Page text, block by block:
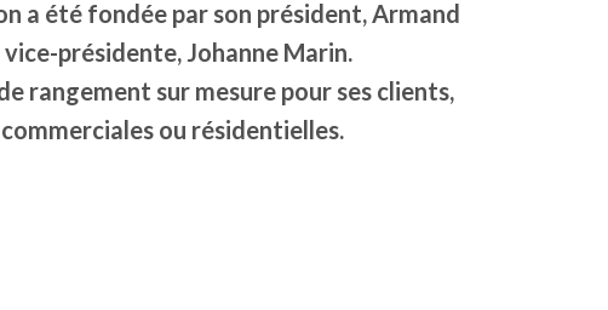
a été fondée par son président, Armand
présidente, Johanne Marin.
rangement sur mesure pour ses clients,
ou résidentielles.